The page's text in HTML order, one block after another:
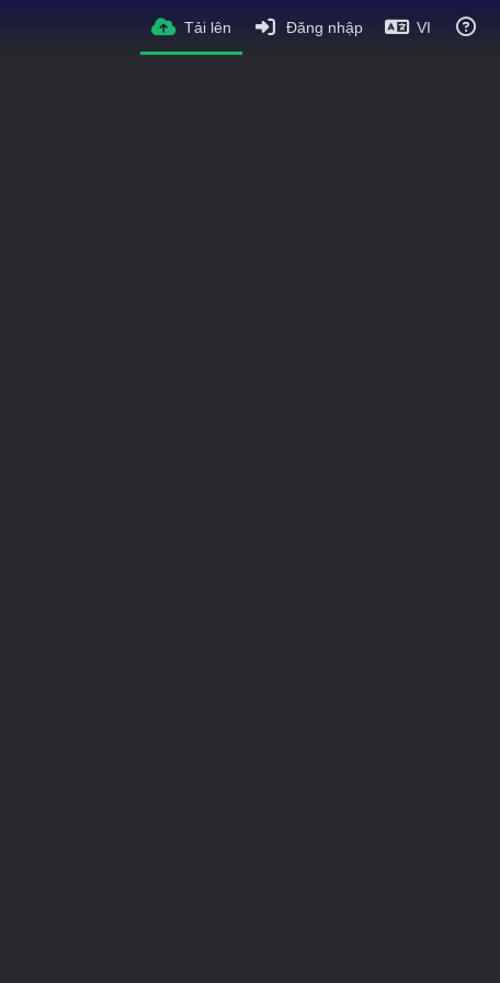
Tải lên Đăng nhập VI